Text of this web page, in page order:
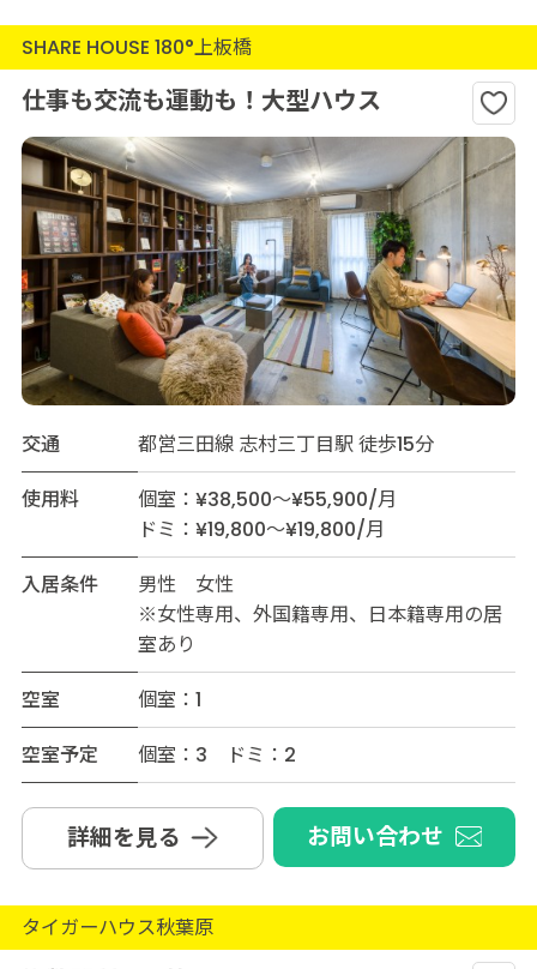
SHARE HOUSE 180°上板橋
仕事も交流も運動も！大型ハウス
交通
都営三田線 志村三丁目駅 徒歩15分
使用料
個室：¥38,500～¥55,900/月
ドミ：¥19,800～¥19,800/月
入居条件
男性 女性
※女性専用、外国籍専用、日本籍専用の居
室あり
空室
個室：1
空室予定
個室：3 ドミ：2
詳細を見る お問い合わせ
タイガーハウス秋葉原